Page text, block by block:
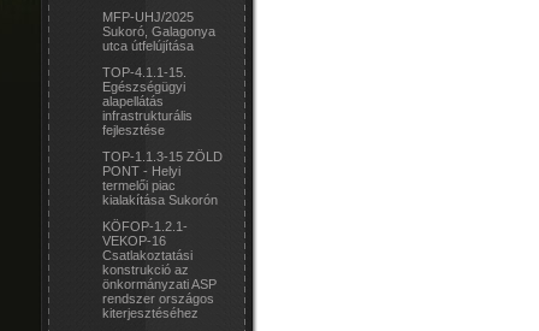
MFP-UHJ/2025
Sukoró, Galagonya
utca útfelújítása
TOP-4.1.1-15.
Egészségügyi
alapellátás
infrastrukturális
fejlesztése
TOP-1.1.3-15 ZÖLD
PONT - Helyi
termelői piac
kialakítása Sukorón
KÖFOP-1.2.1-
VEKOP-16
Csatlakoztatási
konstrukció az
önkormányzati ASP
rendszer országos
kiterjesztéséhez